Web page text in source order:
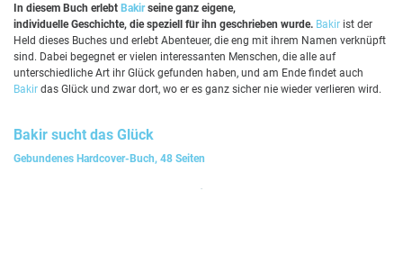
In diesem Buch erlebt Bakirseine ganz eigene,
individuelle Geschichte, die speziell für ihn geschrieben wurde. Bakir ist der
Held dieses Buches und erlebt Abenteuer, die eng mit ihrem Namen verknüpft
sind. Dabei begegnet er vielen interessanten Menschen, die alle auf
unterschiedliche Art ihr Glück gefunden haben, und am Ende findet auch
Bakir das Glück und zwar dort, wo er es ganz sicher nie wieder verlieren wird.
Bakir sucht das Glück
Gebundenes Hardcover-Buch, 48 Seiten